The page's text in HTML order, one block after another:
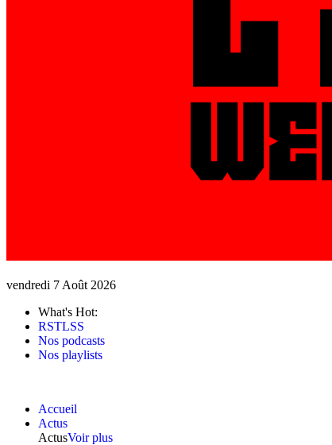
vendredi 7 Août 2026
What's Hot:
RSTLSS
Nos podcasts
Nos playlists
Accueil
Actus
ActusVoir plus